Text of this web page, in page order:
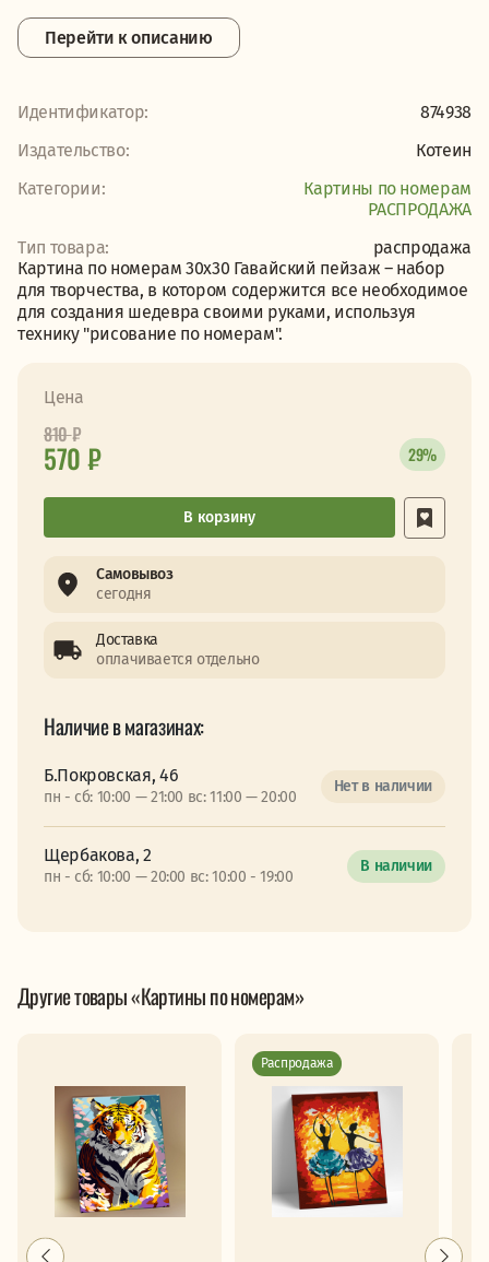
Перейти к описанию
Идентификатор:
874938
Издательство:
Котеин
Категории:
Картины по номерам
PАСПРОДАЖА
Тип товара:
распродажа
Картина по номерам 30х30 Гавайский пейзаж – набор
для творчества, в котором содержится все необходимое
для создания шедевра своими руками, используя
технику "рисование по номерам".
Цена
570 ₽
810₽
29%
В корзину
Самовывоз
сегодня
Доставка
оплачивается отдельно
Наличие в магазинах:
Б.Покровская, 46
пн - сб: 10:00 — 21:00 вс: 11:00 — 20:00
Нет в наличии
Щербакова, 2
пн - сб: 10:00 — 20:00 вс: 10:00 - 19:00
В наличии
Другие товары «Картины по номерам»
Распродажа